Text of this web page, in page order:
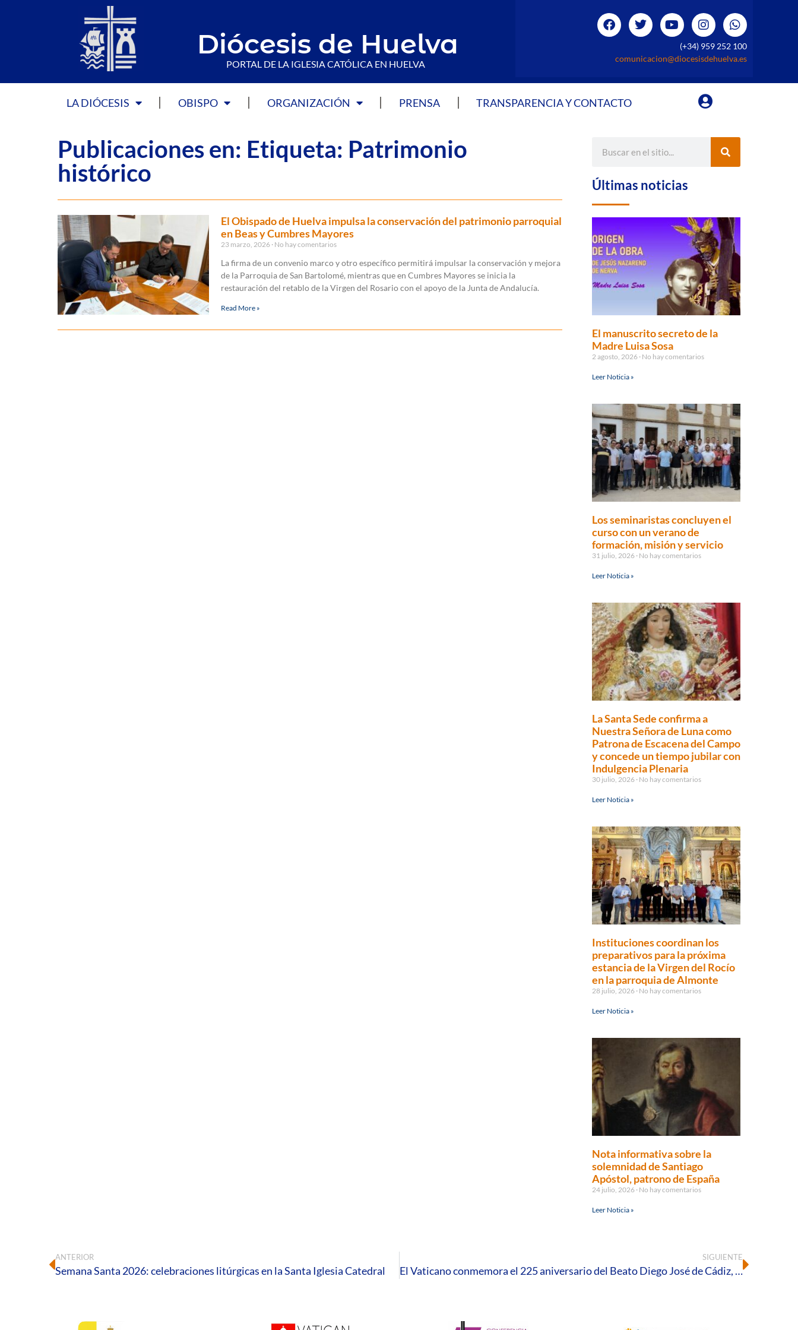
Diócesis de Huelva
PORTAL DE LA IGLESIA CATÓLICA EN HUELVA
(+34) 959 252 100
comunicacion@diocesisdehuelva.es
LA DIÓCESIS OBISPO ORGANIZACIÓN PRENSA TRANSPARENCIA Y CONTACTO
Publicaciones en: Etiqueta: Patrimonio
histórico
El Obispado de Huelva impulsa la conservación del patrimonio parroquial
en Beas y Cumbres Mayores
23 marzo, 2026 No hay comentarios
La firma de un convenio marco y otro específico permitirá impulsar la conservación y mejora
de la Parroquia de San Bartolomé, mientras que en Cumbres Mayores se inicia la
restauración del retablo de la Virgen del Rosario con el apoyo de la Junta de Andalucía.
Read More »
Últimas noticias
El manuscrito secreto de la
Madre Luisa Sosa
2 agosto, 2026 No hay comentarios
Leer Noticia »
Los seminaristas concluyen el
curso con un verano de
formación, misión y servicio
31 julio, 2026 No hay comentarios
Leer Noticia »
La Santa Sede confirma a
Nuestra Señora de Luna como
Patrona de Escacena del Campo
y concede un tiempo jubilar con
Indulgencia Plenaria
30 julio, 2026 No hay comentarios
Leer Noticia »
Instituciones coordinan los
preparativos para la próxima
estancia de la Virgen del Rocío
en la parroquia de Almonte
28 julio, 2026 No hay comentarios
Leer Noticia »
Nota informativa sobre la
solemnidad de Santiago
Apóstol, patrono de España
24 julio, 2026 No hay comentarios
Leer Noticia »
ANTERIOR
Semana Santa 2026: celebraciones litúrgicas en la Santa Iglesia Catedral
SIGUIENTE
El Vaticano conmemora el 225 aniversario del Beato Diego José de Cádiz, misionero presente en la tierra onubense